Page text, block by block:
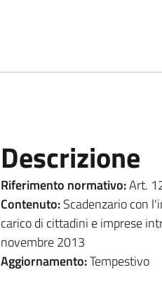
Descrizione
Riferimento normativo:Art.
Contenuto:Scadenzario con
carico di cittadini e imprese
novembre 2013
Aggiornamento:Tempestivo